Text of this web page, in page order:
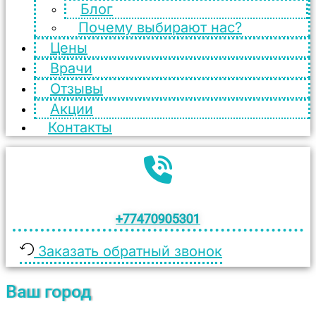
Блог
Почему выбирают нас?
Цены
Врачи
Отзывы
Акции
Контакты
+77470905301
Заказать обратный звонок
Ваш город